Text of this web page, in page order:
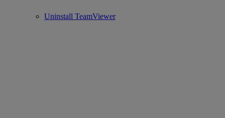
Uninstall TeamViewer